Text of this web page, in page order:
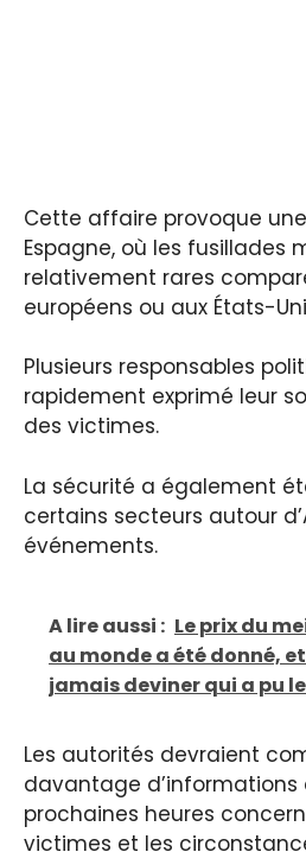
Cette affaire provoque
Espagne, où les fusillades
relativement rares
européens ou aux États-
Plusieurs responsables
rapidement exprimé leur
des victimes.
La sécurité a également
certains secteurs autour
événements.
A lire aussi : Le prix du
au monde a été donné,
jamais deviner qui a pu
Les autorités devraient
davantage d’informations
prochaines heures
victimes et les